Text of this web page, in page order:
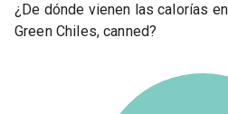
¿De dónde vienen las calorías
Green Chiles, canned?